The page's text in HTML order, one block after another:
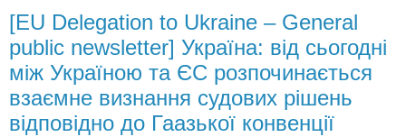
[EU Delegation to Ukraine – General
public newsletter] Україна: від сьогодні
між Україною та ЄС розпочинається
взаємне визнання судових рішень
відповідно до Гаазької конвенції